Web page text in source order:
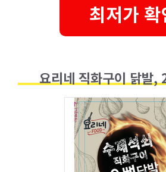
최저가 확
요리네 직화구이 닭발